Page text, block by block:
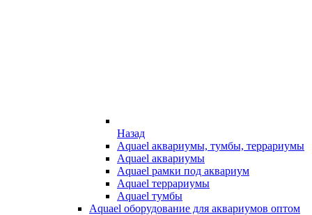
Назад
Aquael аквариумы, тумбы, террариумы
Aquael аквариумы
Aquael рамки под аквариум
Aquael террариумы
Aquael тумбы
Aquael оборудование для аквариумов оптом